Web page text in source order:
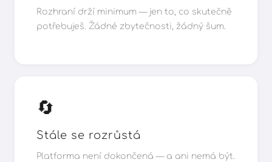
Rozhraní drží minimum — jen to, co skutečně
potřebuješ. Žádné zbytečnosti, žádný šum.
🔄
Stále se rozrůstá
Platforma není dokončená — a ani nemá být.